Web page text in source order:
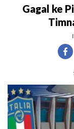
Gagal ke